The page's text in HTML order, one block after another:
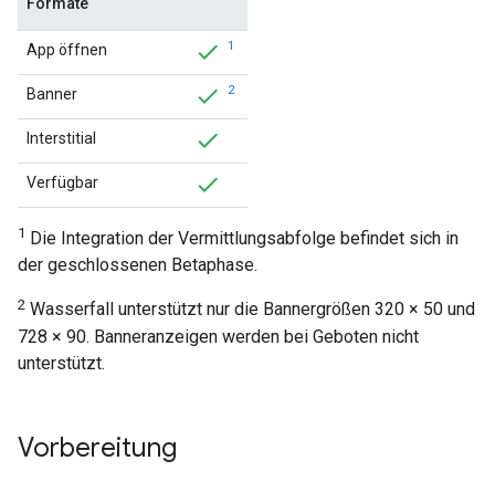
App öffnen 1
Banner 2
Interstitial
Verfügbar
1 Die Integration der Vermittlungsabfolge befindet sich in
der geschlossenen Betaphase.
2 Wasserfall unterstützt nur die Bannergrößen 320 × 50 und
728 × 90. Banneranzeigen werden bei Geboten nicht
unterstützt.
Vorbereitung